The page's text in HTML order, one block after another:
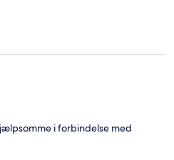
i forbindelse med